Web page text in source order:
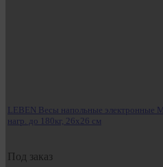
LEBEN Весы напольные электронные
нагр. до 180кг, 26х26 см
Под заказ